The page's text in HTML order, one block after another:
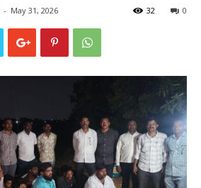
- May 31, 2026 0
32